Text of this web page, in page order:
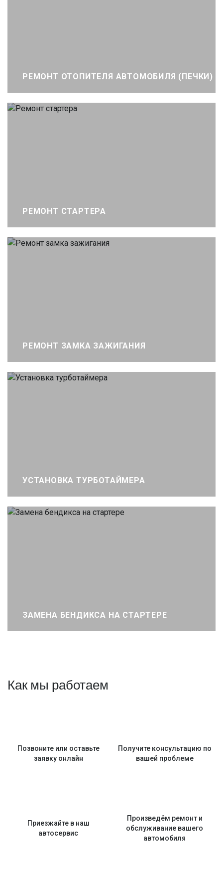
РЕМОНТ ОТОПИТЕЛЯ АВТОМОБИЛЯ (ПЕЧКИ)
РЕМОНТ СТАРТЕРА
РЕМОНТ ЗАМКА ЗАЖИГАНИЯ
УСТАНОВКА ТУРБОТАЙМЕРА
ЗАМЕНА БЕНДИКСА НА СТАРТЕРЕ
Как мы работаем
Позвоните или оставьте
заявку онлайн
Получите консультацию по
вашей проблеме
Приезжайте в наш
автосервис
Произведём ремонт и
обслуживание вашего
автомобиля